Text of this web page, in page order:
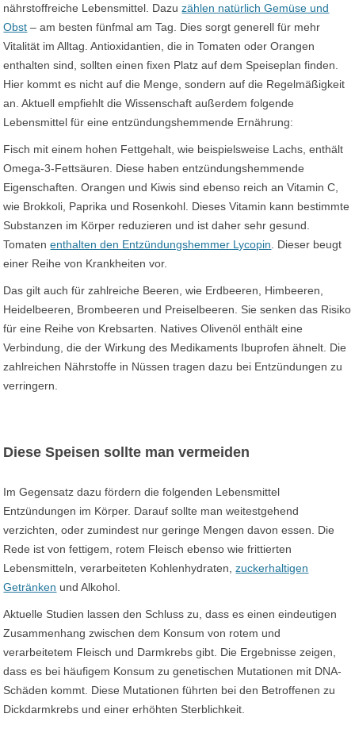
nährstoffreiche Lebensmittel. Dazuzählen natürlich Gemüse und
Obst – am besten fünfmal am Tag. Dies sorgt generell für mehr
Vitalität im Alltag. Antioxidantien, die in Tomaten oder Orangen
enthalten sind, sollten einen fixen Platz auf dem Speiseplan finden.
Hier kommt es nicht auf die Menge, sondern auf die Regelmäßigkeit
an. Aktuell empfiehlt die Wissenschaft außerdem folgende
Lebensmittel für eine entzündungshemmende Ernährung:
Fisch mit einem hohen Fettgehalt, wie beispielsweise Lachs, enthält
Omega-3-Fettsäuren. Diese haben entzündungshemmende
Eigenschaften. Orangen und Kiwis sind ebenso reich an Vitamin C,
wie Brokkoli, Paprika und Rosenkohl. Dieses Vitamin kann bestimmte
Substanzen im Körper reduzieren und ist daher sehr gesund.
Tomatenenthalten den Entzündungshemmer Lycopin . Dieser beugt
einer Reihe von Krankheiten vor.
Das gilt auch für zahlreiche Beeren, wie Erdbeeren, Himbeeren,
Heidelbeeren, Brombeeren und Preiselbeeren. Sie senken das Risiko
für eine Reihe von Krebsarten. Natives Olivenöl enthält eine
Verbindung, die der Wirkung des Medikaments Ibuprofen ähnelt. Die
zahlreichen Nährstoffe in Nüssen tragen dazu bei Entzündungen zu
verringern.
Diese Speisen sollte man vermeiden
Im Gegensatz dazu fördern die folgenden Lebensmittel
Entzündungen im Körper. Darauf sollte man weitestgehend
verzichten, oder zumindest nur geringe Mengen davon essen. Die
Rede ist von fettigem, rotem Fleisch ebenso wie frittierten
Lebensmitteln, verarbeiteten Kohlenhydraten,zuckerhaltigen
Getränken und Alkohol.
Aktuelle Studien lassen den Schluss zu, dass es einen eindeutigen
Zusammenhang zwischen dem Konsum von rotem und
verarbeitetem Fleisch und Darmkrebs gibt. Die Ergebnisse zeigen,
dass es bei häufigem Konsum zu genetischen Mutationen mit DNA-
Schäden kommt. Diese Mutationen führten bei den Betroffenen zu
Dickdarmkrebs und einer erhöhten Sterblichkeit.